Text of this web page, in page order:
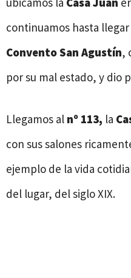
continuamos hasta
Convento San Agustín,
por su mal estado, y dio
Llegamos al nº 113, la
con sus salones
ejemplo de la vida
del lugar, del siglo XIX.